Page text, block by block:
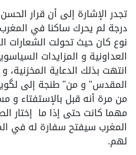
درجة لم يحرك ساكنا في
نوع كان حيث تحولت الشعارات
العداونية و المزايدات
انتهت بذلك الدعاية المخزنية،
المقدس" و من" طنجة إلى
من مرة أنه قبل بالإستفتاء و
مهما كانت حتى إذا ما إختار
المغرب سيفتح سفارة له في
لهم.